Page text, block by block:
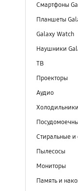
Смартфоны
Планшеты
Galaxy Watch
Наушники
ТВ
Проекторы
Аудио
Холодильники
Стиральные
Пылесосы
Мониторы
Память и